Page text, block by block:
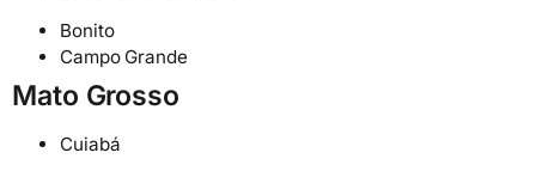
Bonito
Campo Grande
Mato Grosso
Cuiabá